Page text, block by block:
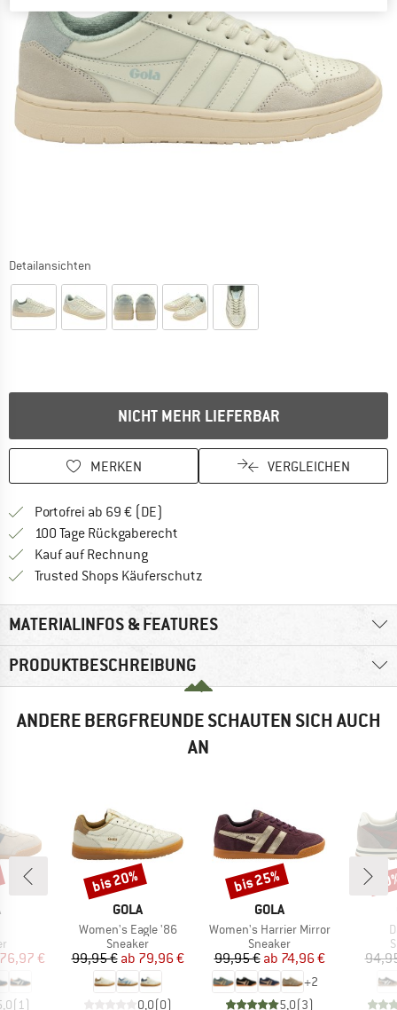
Detailansichten
NICHT MEHR LIEFERBAR
MERKEN VERGLEICHEN
Portofrei ab 69 € (DE)
100 Tage Rückgaberecht
Kauf auf RechnungFinde die Zahlungs-Infos hier! Öffnet
Trusted Shops Käuferschutz
MATERIALINFOS & FEATURES
PRODUKTBESCHREIBUNG
ANDERE BERGFREUNDE SCHAUTEN SICH AUCH
AN
Preis
76,97 €
(1 )
MARKE
GOLA
Artikel
Women's Eagle '86
Produktgruppe
Sneaker
Preis
99,95 € reduzierter Preis
ab 79,96 €
0,0(0)
Rabatt
bis 20%
MARKE
GOLA
Artikel
Women's Harrier Mirror
Produktgruppe
Sneaker
Preis
99,95 € reduzierter Preis
ab 74,96 €
+2
5,0(3)
Rabatt
bis 25%